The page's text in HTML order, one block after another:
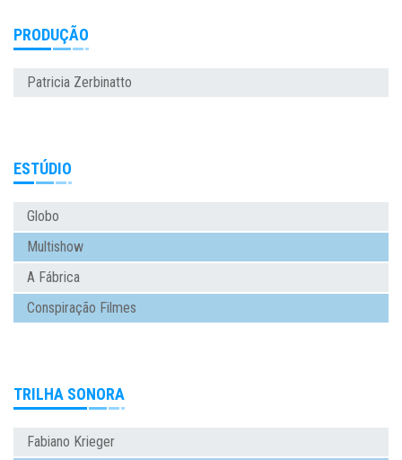
PRODUÇÃO
Patricia Zerbinatto
ESTÚDIO
Globo
Multishow
A Fábrica
Conspiração Filmes
TRILHA SONORA
Fabiano Krieger